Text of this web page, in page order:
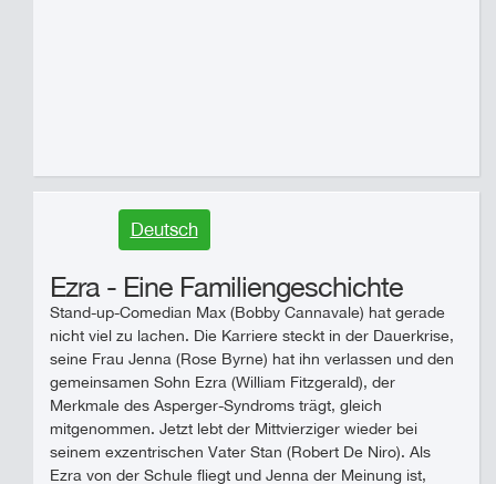
Deutsch
Ezra - Eine Familiengeschichte
Stand-up-Comedian Max (Bobby Cannavale) hat gerade
nicht viel zu lachen. Die Karriere steckt in der Dauerkrise,
seine Frau Jenna (Rose Byrne) hat ihn verlassen und den
gemeinsamen Sohn Ezra (William Fitzgerald), der
Merkmale des Asperger-Syndroms trägt, gleich
mitgenommen. Jetzt lebt der Mittvierziger wieder bei
seinem exzentrischen Vater Stan (Robert De Niro). Als
Ezra von der Schule fliegt und Jenna der Meinung ist,